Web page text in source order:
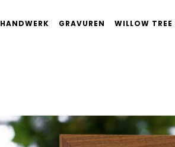
HANDWERK GRAVUREN WILLOW TREE